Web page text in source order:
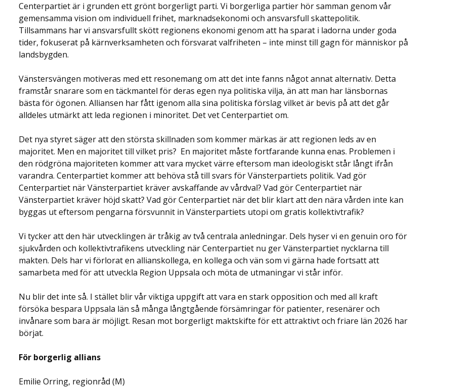
Centerpartiet är i grunden ett grönt borgerligt parti. Vi borgerliga partier hör samman genom vår
gemensamma vision om individuell frihet, marknadsekonomi och ansvarsfull skattepolitik.
Tillsammans har vi ansvarsfullt skött regionens ekonomi genom att ha sparat i ladorna under goda
tider, fokuserat på kärnverksamheten och försvarat valfriheten – inte minst till gagn för människor på
landsbygden.
Vänstersvängen motiveras med ett resonemang om att det inte fanns något annat alternativ. Detta
framstår snarare som en täckmantel för deras egen nya politiska vilja, än att man har länsbornas
bästa för ögonen. Alliansen har fått igenom alla sina politiska förslag vilket är bevis på att det går
alldeles utmärkt att leda regionen i minoritet. Det vet Centerpartiet om.
Det nya styret säger att den största skillnaden som kommer märkas är att regionen leds av en
majoritet. Men en majoritet till vilket pris? En majoritet måste fortfarande kunna enas. Problemen i
den rödgröna majoriteten kommer att vara mycket värre eftersom man ideologiskt står långt ifrån
varandra. Centerpartiet kommer att behöva stå till svars för Vänsterpartiets politik. Vad gör
Centerpartiet när Vänsterpartiet kräver avskaffande av vårdval? Vad gör Centerpartiet när
Vänsterpartiet kräver höjd skatt? Vad gör Centerpartiet när det blir klart att den nära vården inte kan
byggas ut eftersom pengarna försvunnit in Vänsterpartiets utopi om gratis kollektivtrafik?
Vi tycker att den här utvecklingen är tråkig av två centrala anledningar. Dels hyser vi en genuin oro för
sjukvården och kollektivtrafikens utveckling när Centerpartiet nu ger Vänsterpartiet nycklarna till
makten. Dels har vi förlorat en allianskollega, en kollega och vän som vi gärna hade fortsatt att
samarbeta med för att utveckla Region Uppsala och möta de utmaningar vi står inför.
Nu blir det inte så. I stället blir vår viktiga uppgift att vara en stark opposition och med all kraft
försöka bespara Uppsala län så många långtgående försämringar för patienter, resenärer och
invånare som bara är möjligt. Resan mot borgerligt maktskifte för ett attraktivt och friare län 2026 har
börjat.
För borgerlig allians
Emilie Orring, regionråd (M)